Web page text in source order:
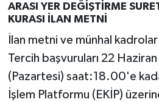
ARASI YER DEĞİŞTİRME
KURASI İLAN METNİ
İlan metni ve münhal kadrolar
Tercih başvuruları 22
(Pazartesi) saat:18.00'e
İşlem Platformu (EKİP)